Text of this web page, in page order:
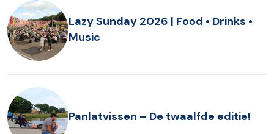
Lazy Sunday 2026 | Food • Drinks •
Music
Panlatvissen – De twaalfde editie!